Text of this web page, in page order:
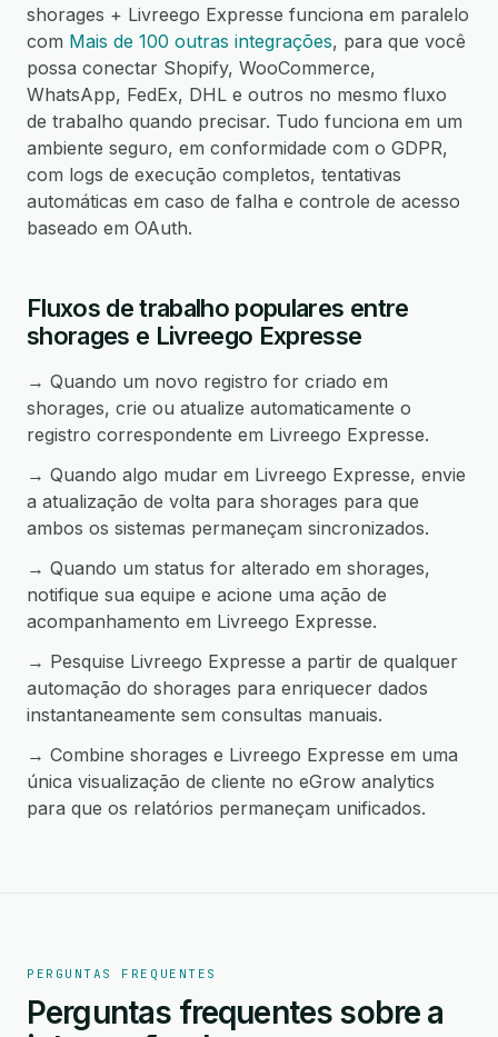
shorages + Livreego Expresse funciona em paralelo
com Mais de 100 outras integrações, para que você
possa conectar Shopify, WooCommerce,
WhatsApp, FedEx, DHL e outros no mesmo fluxo
de trabalho quando precisar. Tudo funciona em um
ambiente seguro, em conformidade com o GDPR,
com logs de execução completos, tentativas
automáticas em caso de falha e controle de acesso
baseado em OAuth.
Fluxos de trabalho populares entre
shorages e Livreego Expresse
→ Quando um novo registro for criado em
shorages, crie ou atualize automaticamente o
registro correspondente em Livreego Expresse.
→ Quando algo mudar em Livreego Expresse, envie
a atualização de volta para shorages para que
ambos os sistemas permaneçam sincronizados.
→ Quando um status for alterado em shorages,
notifique sua equipe e acione uma ação de
acompanhamento em Livreego Expresse.
→ Pesquise Livreego Expresse a partir de qualquer
automação do shorages para enriquecer dados
instantaneamente sem consultas manuais.
→ Combine shorages e Livreego Expresse em uma
única visualização de cliente no eGrow analytics
para que os relatórios permaneçam unificados.
PERGUNTAS FREQUENTES
Perguntas frequentes sobre a